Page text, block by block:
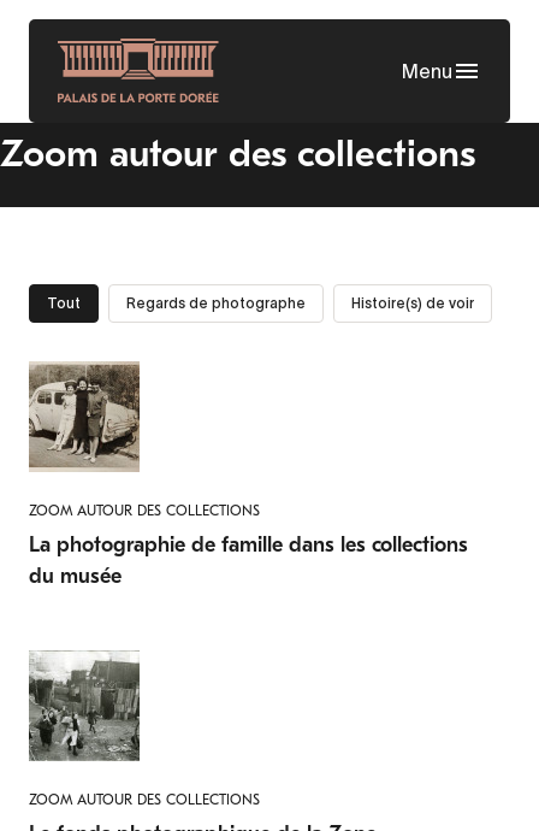
Aller
contenu
principal
Menu
Zoom autour des collections
Tout Regards de photographe Histoire(s) de voir
ZOOM AUTOUR DES COLLECTIONS
La photographie de famille dans les collections
du musée
ZOOM AUTOUR DES COLLECTIONS